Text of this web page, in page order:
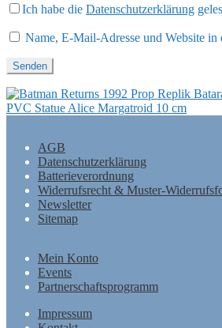
Ich habe die Datenschutzerklärung
Name, E-Mail-Adresse und Website in
PVC Statue Alice Margatroid 10 cm
AGB
Datenschutzerklärung
Batterieverordnung
Widerrufsrecht & Muster-
Newsletter
Sitemap
Mein Konto
Events
Partnerschaftsprogramm
Impressum